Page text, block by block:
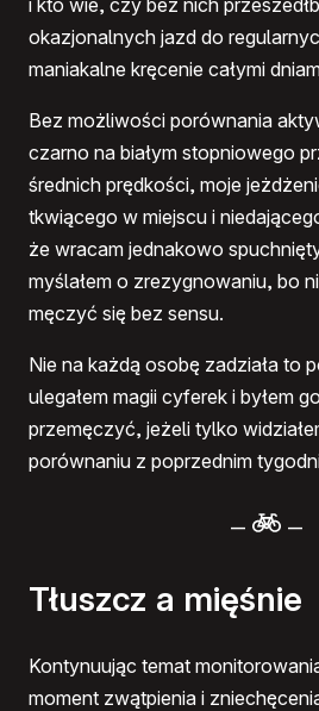
i kto wie, czy bez nich
okazjonalnych jazd do
maniakalne kręcenie całymi
Bez możliwości porównania
czarno na białym stopniowego
średnich prędkości, moje
tkwiącego w miejscu i
że wracam jednakowo
myślałem o zrezygnowaniu, bo
męczyć się bez sensu.
Nie na każdą osobę zadziała to
ulegałem magii cyferek i byłem
przemęczyć, jeżeli tylko
porównaniu z poprzednim
– –
Tłuszcz a mięśnie
Kontynuując temat
moment zwątpienia i